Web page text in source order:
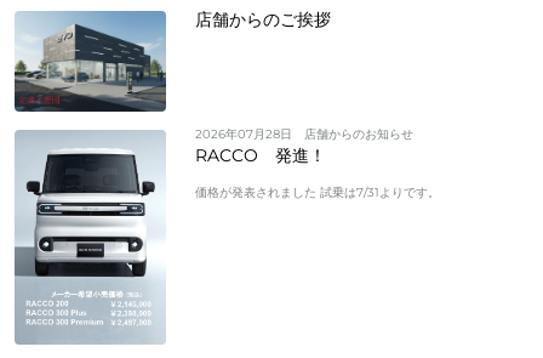
店舗からのご挨拶
2026年07月28日 店舗からのお知らせ
RACCO 発進！
価格が発表されました 試乗は7/31よりです。